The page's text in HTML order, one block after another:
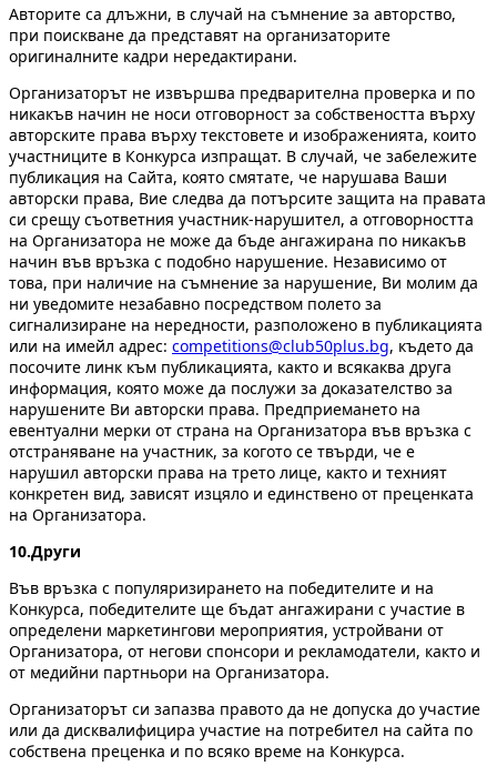
Авторите са длъжни, в случай на съмнение за авторство,
при поискване да представят на организаторите
оригиналните кадри нередактирани.
Организаторът не извършва предварителна проверка и по
никакъв начин не носи отговорност за собствеността върху
авторските права върху текстовете и изображенията, които
участниците в Конкурса изпращат. В случай, че забележите
публикация на Сайта, която смятате, че нарушава Ваши
авторски права, Вие следва да потърсите защита на правата
си срещу съответния участник-нарушител, а отговорността
на Организатора не може да бъде ангажирана по никакъв
начин във връзка с подобно нарушение. Независимо от
това, при наличие на съмнение за нарушение, Ви молим да
ни уведомите незабавно посредством полето за
сигнализиране на нередности, разположено в публикацията
или на имейл адрес: competitions@club50plus.bg, където да
посочите линк към публикацията, както и всякаква друга
информация, която може да послужи за доказателство за
нарушените Ви авторски права. Предприемането на
евентуални мерки от страна на Организатора във връзка с
отстраняване на участник, за когото се твърди, че е
нарушил авторски права на трето лице, както и техният
конкретен вид, зависят изцяло и единствено от преценката
на Организатора.
10.Други
Във връзка с популяризирането на победителите и на
Конкурса, победителите ще бъдат ангажирани с участие в
определени маркетингови мероприятия, устройвани от
Организатора, от негови спонсори и рекламодатели, както и
от медийни партньори на Организатора.
Организаторът си запазва правото да не допуска до участие
или да дисквалифицира участие на потребител на сайта по
собствена преценка и по всяко време на Конкурса.